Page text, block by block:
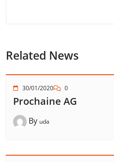
Related News
30/01/2020 0
Prochaine AG
By uda